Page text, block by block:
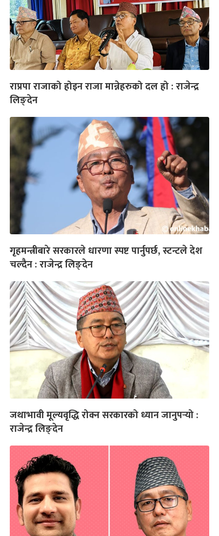
राप्रपा राजाको होइन राजा मान्नेहरुको दल हो : राजेन्द्र
लिङ्देन
गृहमन्त्रीबारे सरकारले धारणा स्पष्ट पार्नुपर्छ, स्टन्टले देश
चल्दैन : राजेन्द्र लिङ्देन
जथाभावी मूल्यवृद्धि रोक्न सरकारको ध्यान जानुपर्‍यो :
राजेन्द्र लिङ्देन